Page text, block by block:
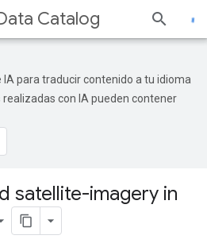
Catalog
para traducir contenido a tu idioma
con IA pueden contener
satellite-imagery in